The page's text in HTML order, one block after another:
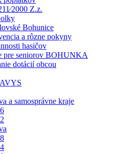
Z.z.
Bohunice
a rôzne pokyny
hasičov
pre seniorov BOHUNKA
dotácií obcou
a samosprávne kraje